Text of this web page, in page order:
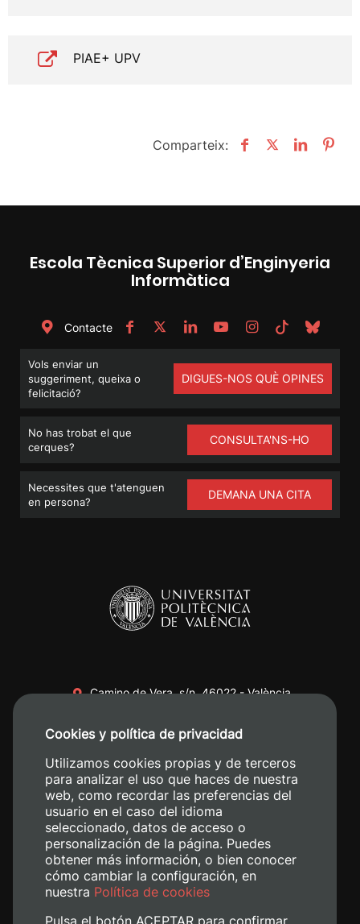
PIAE+ UPV
Comparteix:
Escola Tècnica Superior d’Enginyeria
Informàtica
Contacte
Vols enviar un
suggeriment, queixa o
felicitació?
DIGUES-NOS QUÈ OPINES
No has trobat el que
cerques?
CONSULTA'NS-HO
Necessites que t'atenguen
en persona?
DEMANA UNA CITA
Camino de Vera, s/n. 46022 - València
+34 620 04 00 50
Cookies y política de privacidad
Utilizamos cookies propias y de terceros
para analizar el uso que haces de nuestra
web, como recordar las preferencias del
usuario en el caso del idioma
seleccionado, datos de acceso o
personalización de la página. Puedes
obtener más información, o bien conocer
cómo cambiar la configuración, en
nuestra Política de cookies
Pulsa el botón ACEPTAR para confirmar